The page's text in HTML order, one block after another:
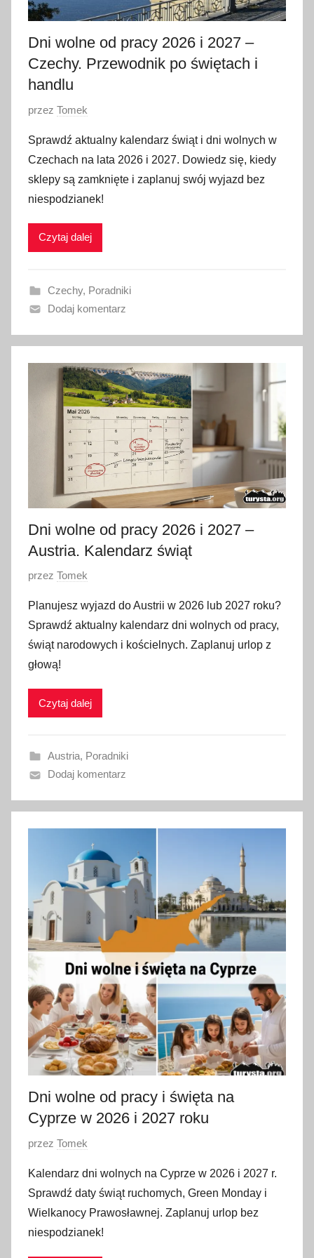
0
Dni wolne od pracy 2026 i 2027 –
Czechy. Przewodnik po świętach i
handlu
O
u
b
l
i
w
n
o
m
a
przez Tomek
Sprawdź aktualny kalendarz świąt i dni wolnych w
Czechach na lata 2026 i 2027. Dowiedz się, kiedy
sklepy są zamknięte i zaplanuj swój wyjazd bez
niespodzianek!
Czytaj dalej
Czechy, Poradniki
Dodaj komentarz
Dni wolne od pracy 2026 i 2027 –
Austria. Kalendarz świąt
O
u
b
l
i
w
n
o
9
l
g
o
2
0
2
6
przez Tomek
Planujesz wyjazd do Austrii w 2026 lub 2027 roku?
Sprawdź aktualny kalendarz dni wolnych od pracy,
świąt narodowych i kościelnych. Zaplanuj urlop z
głową!
Czytaj dalej
Austria, Poradniki
Dodaj komentarz
Dni wolne od pracy i święta na
Cyprze w 2026 i 2027 roku
O
u
b
l
i
przez Tomek
Kalendarz dni wolnych na Cyprze w 2026 i 2027 r.
Sprawdź daty świąt ruchomych, Green Monday i
Wielkanocy Prawosławnej. Zaplanuj urlop bez
niespodzianek!